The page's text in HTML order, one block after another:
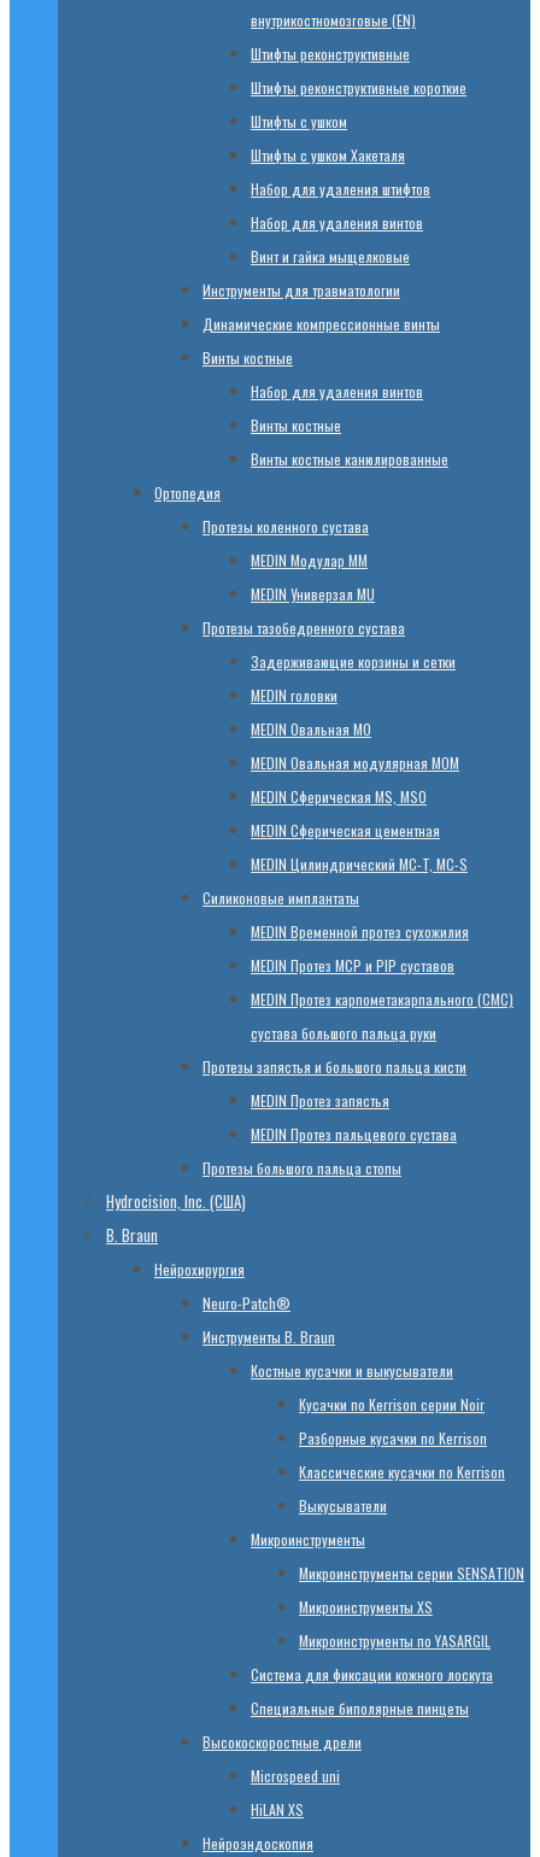
внутрикостномозговые (EN)
Штифты реконструктивные
Штифты реконструктивные короткие
Штифты с ушком
Штифты с ушком Хакеталя
Набор для удаления штифтов
Набор для удаления винтов
Винт и гайка мыщелковые
Инструменты для травматологии
Динамические компрессионные винты
Винты костные
Набор для удаления винтов
Винты костные
Винты костные канюлированные
Ортопедия
Протезы коленного сустава
МЕDIN Модулар ММ
МЕDIN Универзал MU
Протезы тазобедренного сустава
Задерживающие корзины и сетки
МЕDIN головки
МЕDIN Овальная MО
МЕDIN Овальная модулярная MOM
МЕDIN Сферическая MS, MSO
МЕDIN Сферическая цементная
МЕDIN Цилиндрический MC-T, MC-S
Силиконовые имплантаты
МЕDIN Временной протез сухожилия
МЕDIN Протез MCP и PIP суставов
МЕDIN Протез карпометакарпального (СМС)
сустава большого пальца руки
Протезы запястья и большого пальца кисти
МЕDIN Протез запястья
МЕDIN Протез пальцевого сустава
Протезы большого пальца стопы
Hydrocision, Inc. (США)
B. Braun
Нейрохирургия
Neuro-Patch®
Инструменты B. Braun
Костные кусачки и выкусыватели
Кусачки по Kerrison серии Noir
Разборные кусачки по Kerrison
Классические кусачки по Kerrison
Выкусыватели
Микроинструменты
Микроинструменты серии SENSATION
Микроинструменты XS
Микроинструменты по YASARGIL
Система для фиксации кожного лоскута
Специальные биполярные пинцеты
Высокоскоростные дрели
Microspeed uni
HiLAN XS
Нейроэндоскопия